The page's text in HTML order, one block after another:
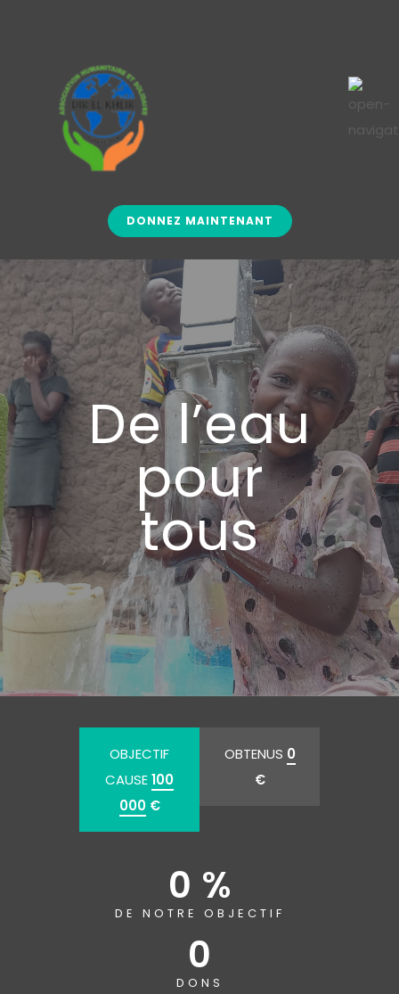
DONNEZ MAINTENANT
De l’eau
pour
tous
OBJECTIF
CAUSE100
000€
OBTENUS 0
€
0 %
DE NOTRE OBJECTIF
0
DONS